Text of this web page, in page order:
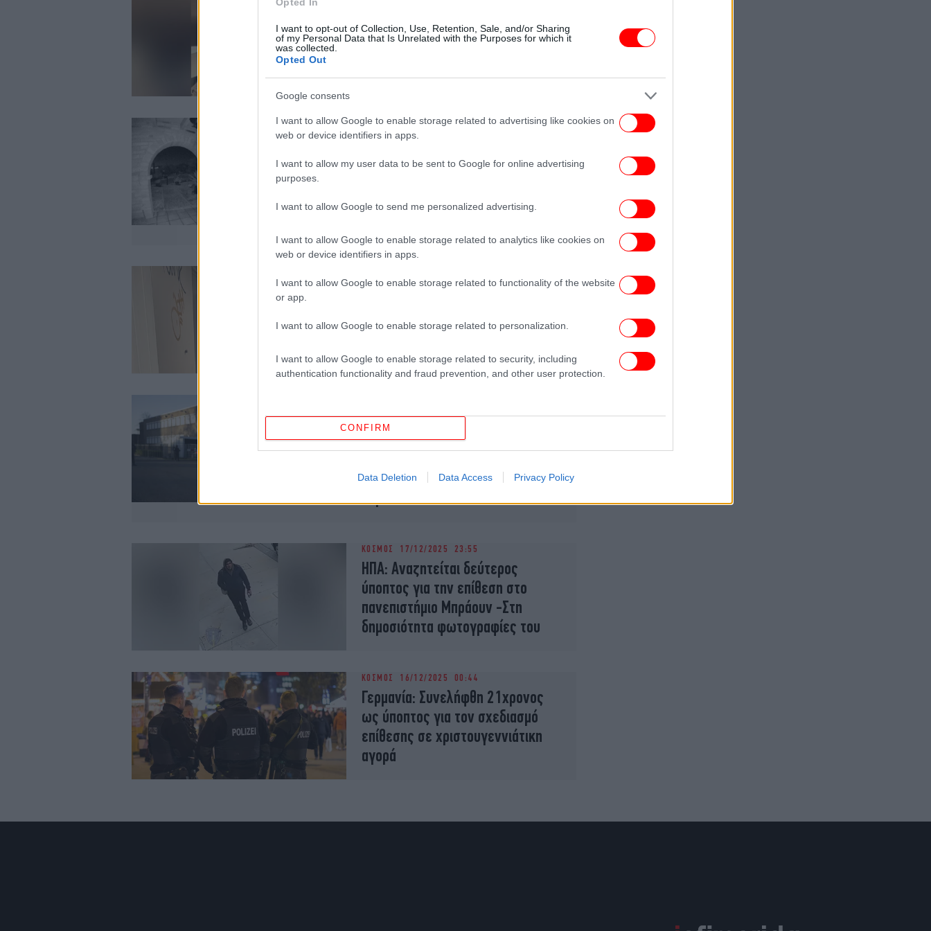
I want to opt-out of Collection, Use, Retention, Sale, and/or Sharing
of my Personal Data that Is Unrelated with the Purposes for which it
was collected.
Opted Out
Google consents
I want to allow Google to enable storage related to advertising like cookies on
web or device identifiers in apps.
I want to allow my user data to be sent to Google for online advertising
purposes.
I want to allow Google to send me personalized advertising.
I want to allow Google to enable storage related to analytics like cookies on
web or device identifiers in apps.
I want to allow Google to enable storage related to functionality of the website
or app.
I want to allow Google to enable storage related to personalization.
I want to allow Google to enable storage related to security, including
authentication functionality and fraud prevention, and other user protection.
CONFIRM
Data Deletion Data Access Privacy Policy
καθρέφτη ο Κόουλ Άλεν, πριν από
ΚΟΣΜΟΣ 11/02/2026 10:03
Ανακρίνεται ύποπτος για την
εξαφάνιση της μητέρας της
Γκάθρι -Το βίντεο πριν την
Λίγες ώρες πριν σκοτώσει τον
προκαλέσει πάλι επεισόδιο σε
Ολλανδία: Συνελήφθη ύποπτος με
την κατηγορία ότι σχεδίαζε
Χριστούγεννα, κάπου στην
ΚΟΣΜΟΣ 17/12/2025 23:55
ΗΠΑ: Αναζητείται δεύτερος
ύποπτος για την επίθεση στο
πανεπιστήμιο Μπράουν -Στη
δημοσιότητα φωτογραφίες του
ΚΟΣΜΟΣ 16/12/2025 00:44
Γερμανία: Συνελήφθη 21χρονος
ως ύποπτος για τον σχεδιασμό
επίθεσης σε χριστουγεννιάτικη
αγορά